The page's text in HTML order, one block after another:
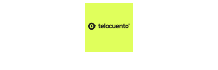
Artículos 📑
Plus 💎